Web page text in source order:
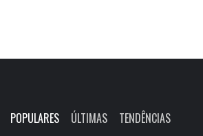
POPULARES ÚLTIMAS TENDÊNCIAS